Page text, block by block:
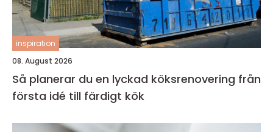
inspiration
08. August 2026
Så planerar du en lyckad köksrenovering från
första idé till färdigt kök